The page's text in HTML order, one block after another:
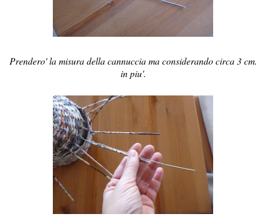
Prendero' la misura della cannuccia ma considerando circa 3 cm.
in piu'.